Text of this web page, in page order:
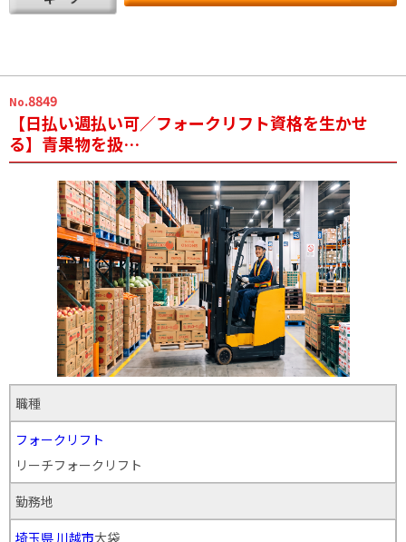
No.8849
【日払い週払い可／フォークリフト資格を生かせ
る】青果物を扱…
職種
フォークリフト
リーチフォークリフト
勤務地
埼玉県 川越市大袋